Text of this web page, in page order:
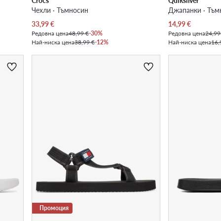
Чехли · Тъмносин
Актуална цена
33,99€
Редовна цена48,99 €-30%
Най-ниска цена38,99 €-12%
Джапанки ·
Актуална цена
14,99€
Редовна цена
Най-ниска цена
Промоция